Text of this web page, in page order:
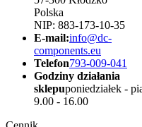
Polska
NIP: 883-173-10-35
E-mail:info@dc-
components.eu
Telefon793-009-041
Godziny działania
sklepuponiedziałek -
9.00 - 16.00